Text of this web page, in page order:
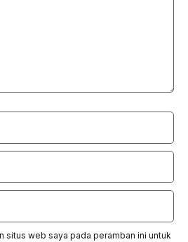
situs web saya pada peramban ini untuk